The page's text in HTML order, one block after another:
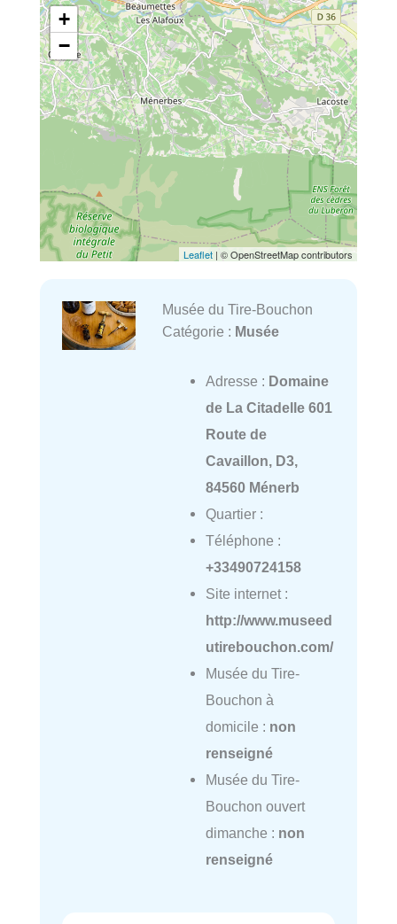
+
−
Leaflet | © OpenStreetMap contributors
Musée du Tire-Bouchon
Catégorie : Musée
Adresse : Domaine
de La Citadelle 601
Route de
Cavaillon, D3,
84560 Ménerb
Quartier :
Téléphone :
+33490724158
Site internet :
http://www.museed
utirebouchon.com/
Musée du Tire-
Bouchon à
domicile : non
renseigné
Musée du Tire-
Bouchon ouvert
dimanche : non
renseigné